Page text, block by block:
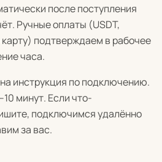
после поступления
Ручные оплаты (USDT,
подтверждаем в рабочее
часа.
инструкция по подключению.
минут. Если что-
подключимся удалённо
за вас.